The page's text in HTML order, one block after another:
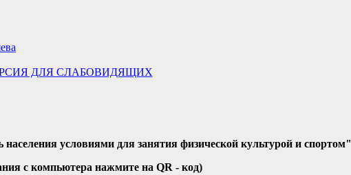
ДЛЯ СЛАБОВИДЯЩИХ
условиями для занятия физической культурой и спортом"
с компьютера нажмите на QR - код)